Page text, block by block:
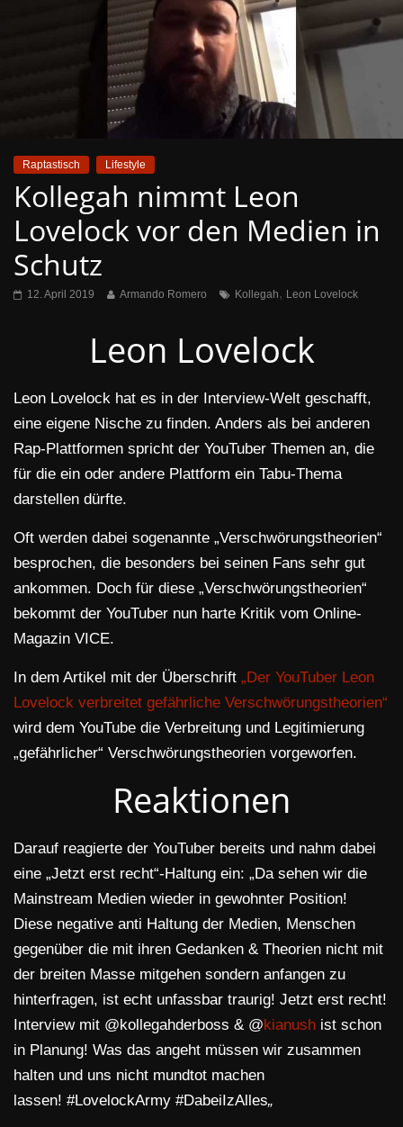
Raptastisch Lifestyle
Kollegah nimmt Leon
Lovelock vor den Medien in
Schutz
12. April 2019 Armando Romero Kollegah, Leon Lovelock
Leon Lovelock
Leon Lovelock hat es in der Interview-Welt geschafft,
eine eigene Nische zu finden. Anders als bei anderen
Rap-Plattformen spricht der YouTuber Themen an, die
für die ein oder andere Plattform ein Tabu-Thema
darstellen dürfte.
Oft werden dabei sogenannte „Verschwörungstheorien“
besprochen, die besonders bei seinen Fans sehr gut
ankommen. Doch für diese „Verschwörungstheorien“
bekommt der YouTuber nun harte Kritik vom Online-
Magazin VICE.
In dem Artikel mit der Überschrift „Der YouTuber Leon
Lovelock verbreitet gefährliche Verschwörungstheorien“
wird dem YouTube die Verbreitung und Legitimierung
„gefährlicher“ Verschwörungstheorien vorgeworfen.
Reaktionen
Darauf reagierte der YouTuber bereits und nahm dabei
eine „Jetzt erst recht“-Haltung ein: „Da sehen wir die
Mainstream Medien wieder in gewohnter Position!
Diese negative anti Haltung der Medien, Menschen
gegenüber die mit ihren Gedanken & Theorien nicht mit
der breiten Masse mitgehen sondern anfangen zu
hinterfragen, ist echt unfassbar traurig! Jetzt erst recht!
Interview mit @kollegahderboss & @kianush ist schon
in Planung! Was das angeht müssen wir zusammen
halten und uns nicht mundtot machen
lassen! #LovelockArmy #DabeiIzAlles„